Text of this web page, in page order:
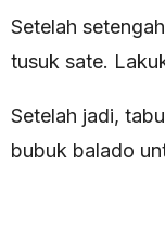
Setelah
tusuk sate.
Setelah jadi,
bubuk balado